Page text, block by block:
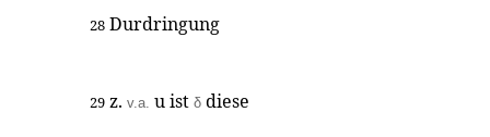
28 Durdringung
29 z. v.a. u ist δ diese